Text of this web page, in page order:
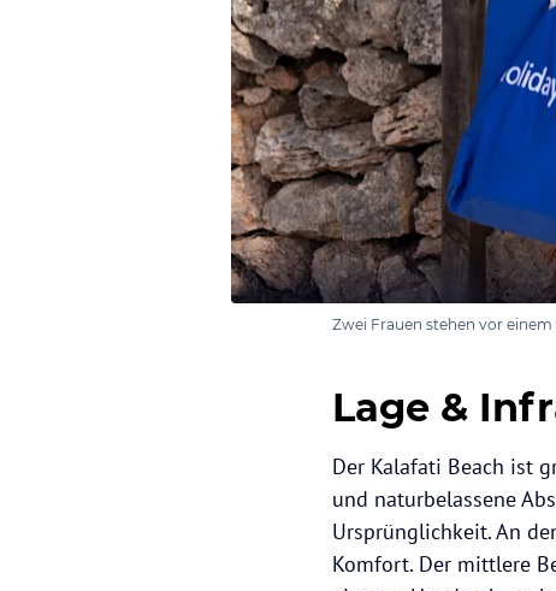
Zwei Frauen stehen vor
Lage &
Der Kalafati Beach ist
und naturbelassene
Ursprünglichkeit. An
Komfort. Der mittlere